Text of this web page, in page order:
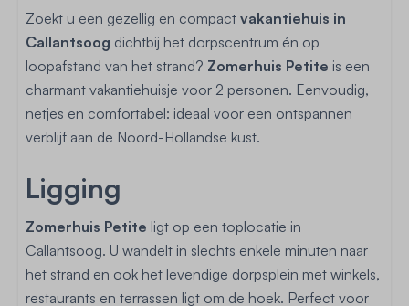
Zoekt u een gezellig en compact vakantiehuis in
Callantsoog dichtbij het dorpscentrum én op
loopafstand van het strand? Zomerhuis Petite is een
charmant vakantiehuisje voor 2 personen. Eenvoudig,
netjes en comfortabel: ideaal voor een ontspannen
verblijf aan de Noord-Hollandse kust.
Ligging
Zomerhuis Petite ligt op een toplocatie in
Callantsoog. U wandelt in slechts enkele minuten naar
het strand en ook het levendige dorpsplein met winkels,
restaurants en terrassen ligt om de hoek. Perfect voor